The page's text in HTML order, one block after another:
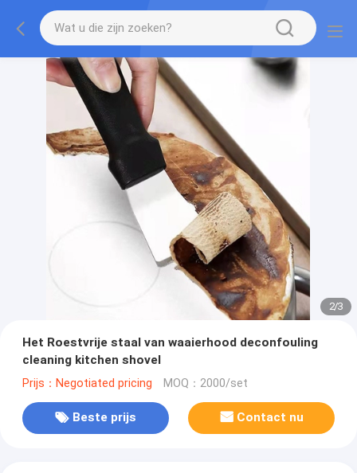
2/3
Het Roestvrije staal van waaierhood deconfouling
cleaning kitchen shovel
Prijs：Negotiated pricing MOQ：2000/set
Beste prijs Contact nu